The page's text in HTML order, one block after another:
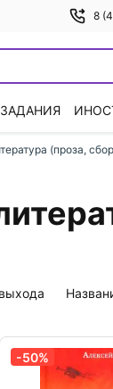
8
(проза,
выхода
-50%